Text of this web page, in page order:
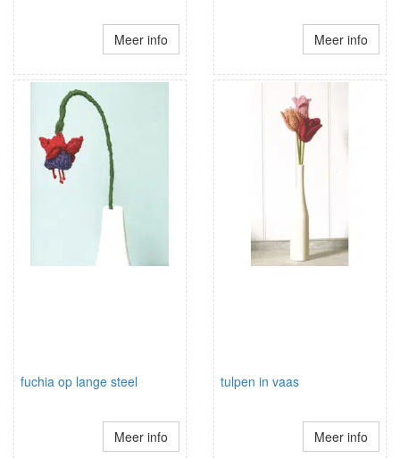
Meer info Meer info
fuchia op lange steel
Meer info
tulpen in vaas
Meer info